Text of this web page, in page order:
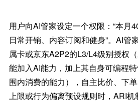
用户向AI管家设定一个权限：“本月
日常开销、内容订阅和健身”。AI管
属卡或京东A2P2的L3/L4级别授权
能加入AI能力，加上其自身可编程
围内消费的能力），自主比价、下
上限或行为偏离预设规则时，ARI